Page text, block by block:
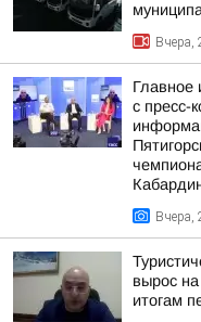
Вчера,
Главное
с пресс-
Вчера,
вырос
итогам